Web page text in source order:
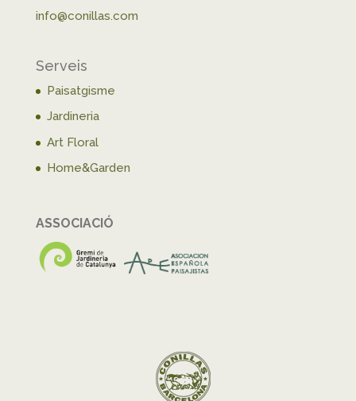
info@conillas.com
Serveis
Paisatgisme
Jardineria
Art Floral
Home&Garden
ASSOCIACIÓ